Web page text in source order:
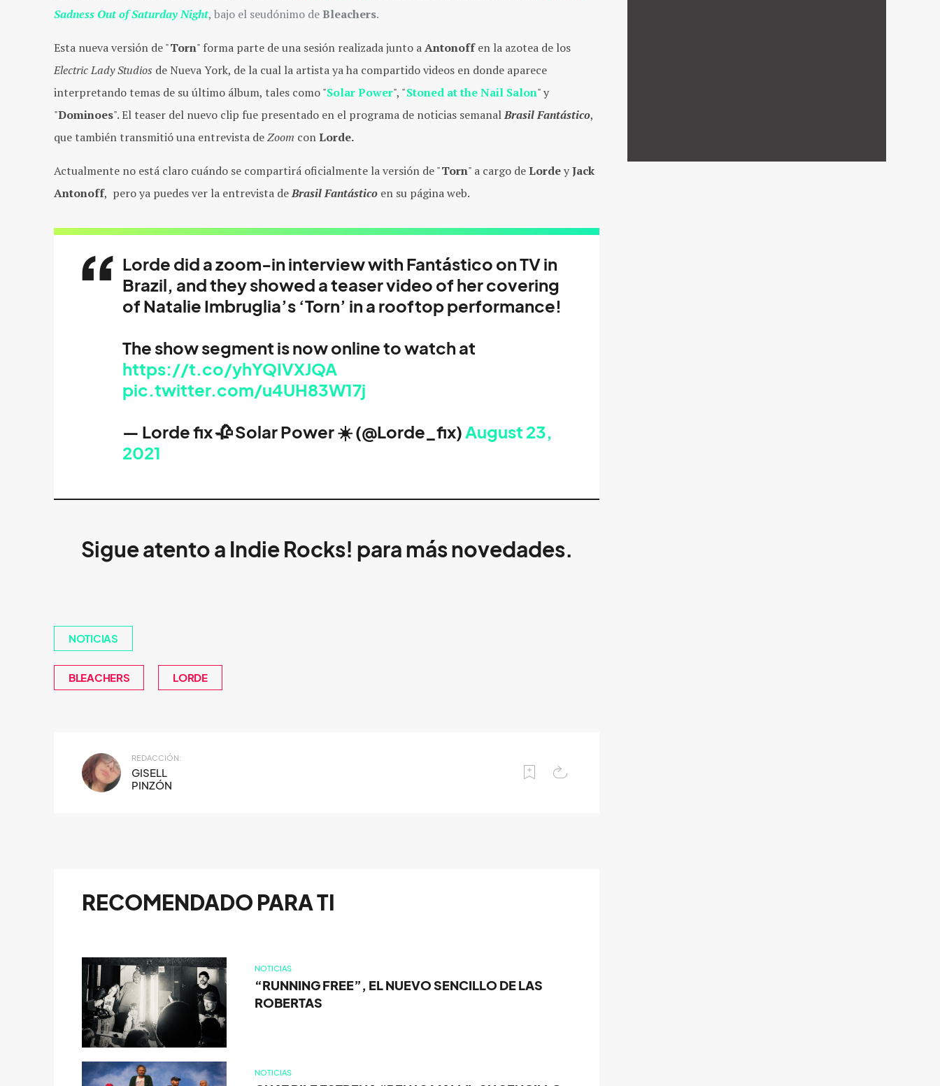
Sadness Out of Saturday Night, bajo el seudónimo deBleachers.
Esta nueva versión de "Torn" forma parte de una sesión realizada junto aAntonoffen la azotea de los
Electric Lady Studios de Nueva York, de la cual la artista ya ha compartido videos en donde aparece
interpretando temas de su último álbum, tales como "Solar Power", "Stoned at the Nail Salon" y
"Dominoes". El teaser del nuevo clip fue presentado en el programa de noticias semanalBrasil Fantástico,
que también transmitió una entrevista deZoom conLorde.
Actualmente no está claro cuándo se compartirá oficialmente la versión de "Torn" a cargo deLordeyJack
Antonoff, pero ya puedes ver la entrevista deBrasil Fantástico en su página web.
Lorde did a zoom-in interview with Fantástico on TV in
Brazil, and they showed a teaser video of her covering
of Natalie Imbruglia’s ‘Torn’ in a rooftop performance!
The show segment is now online to watch at
https://t.co/yhYQIVXJQA
pic.twitter.com/u4UH83W17j
— Lorde fix 🥀 Solar Power ☀️ (@Lorde_fix)August 23,
2021
Sigue atento a Indie Rocks! para más novedades.
NOTICIAS
BLEACHERS LORDE
REDACCIÓN:
GISELL
PINZÓN
RECOMENDADO PARA TI
NOTICIAS
“RUNNING FREE”, EL NUEVO SENCILLO DE LAS
ROBERTAS
NOTICIAS